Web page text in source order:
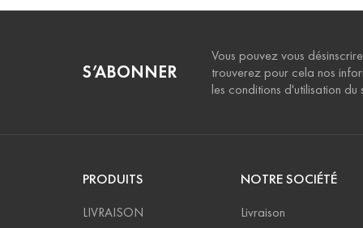
S’ABONNER
Vous pouvez vous
trouverez pour cela nos
les conditions d'utilisation du
PRODUITS
LIVRAISON
NOTRE SOCIÉTÉ
Livraison